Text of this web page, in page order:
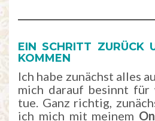
EIN SCHRITT ZURÜCK
KOMMEN
Ich habe zunächst alles
mich darauf besinnt für
tue. Ganz richtig,
ich mich mit meinem